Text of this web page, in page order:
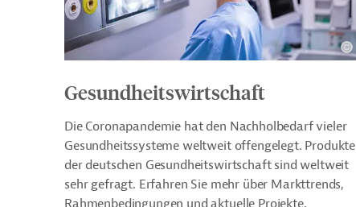
Gesundheitswirtschaft
Die Coronapandemie hat den Nachholbedarf vieler
Gesundheitssysteme weltweit offengelegt. Produkte
der deutschen Gesundheitswirtschaft sind weltweit
sehr gefragt. Erfahren Sie mehr über Markttrends,
Rahmenbedingungen und aktuelle Projekte.